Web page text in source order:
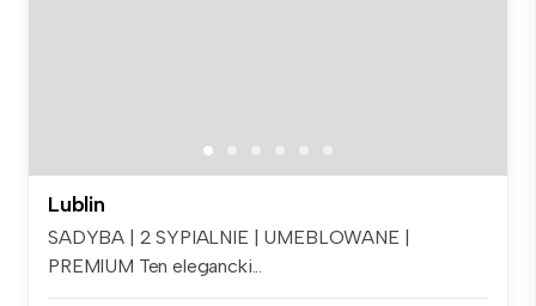
Lublin
SADYBA | 2 SYPIALNIE | UMEBLOWANE |
PREMIUM Ten elegancki...